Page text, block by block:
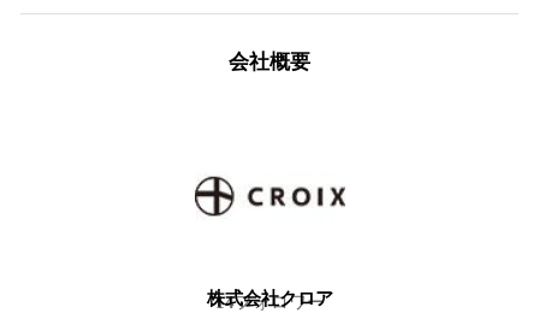
会社概要
株式会社クロア
14フォロワー